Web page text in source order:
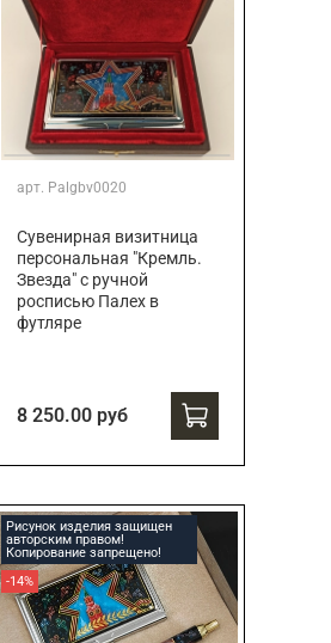
арт. Palgbv0020
Сувенирная визитница
персональная "Кремль.
Звезда" с ручной
росписью Палех в
футляре
8 250.00 руб
Рисунок изделия защищен
авторским правом!
Копирование запрещено!
-14%